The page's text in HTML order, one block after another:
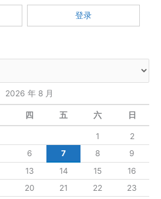
登录
2026 年 8 月
四 五 六 日
1
2
6 7 8
9
13 14 15
16
20 21 22
23